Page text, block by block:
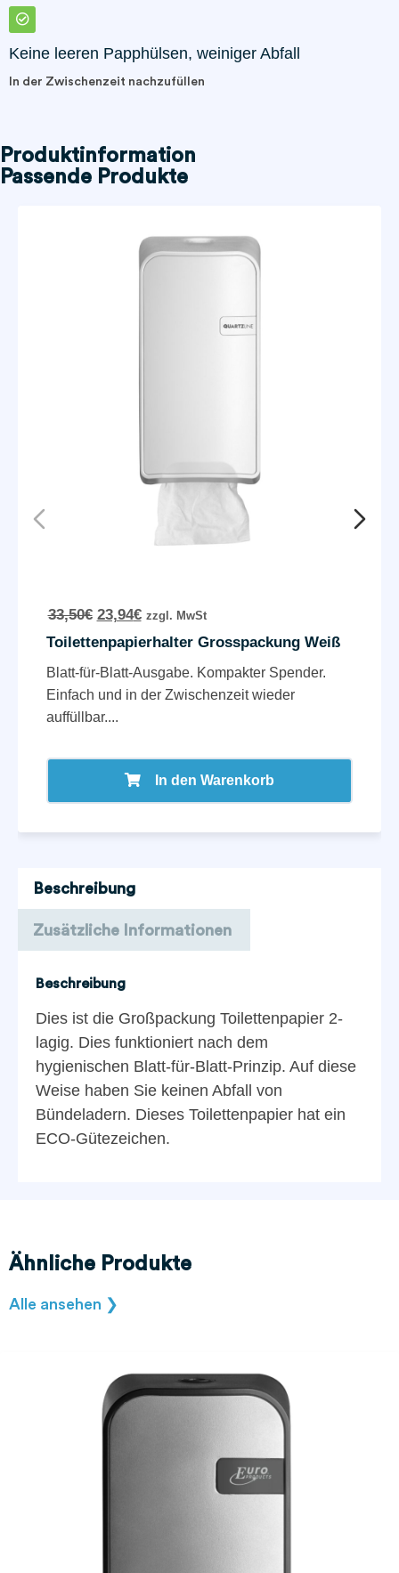
Keine leeren Papphülsen, weiniger Abfall
In der Zwischenzeit nachzufüllen
Produktinformation
Passende Produkte
Beschreibung
Zusätzliche Informationen
Beschreibung
Dies ist die Großpackung Toilettenpapier 2-
lagig. Dies funktioniert nach dem
hygienischen Blatt-für-Blatt-Prinzip. Auf diese
Weise haben Sie keinen Abfall von
Bündeladern. Dieses Toilettenpapier hat ein
ECO-Gütezeichen.
33,50€ 23,94€ zzgl. MwSt
Toilettenpapierhalter Grosspackung Weiß
Blatt-für-Blatt-Ausgabe. Kompakter Spender.
Einfach und in der Zwischenzeit wieder
auffüllbar....
In den Warenkorb
Ähnliche Produkte
Alle ansehen ❯